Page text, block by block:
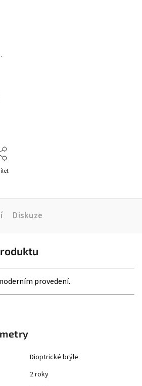
Diskuze
provedení.
Dioptrické brýle
2 roky